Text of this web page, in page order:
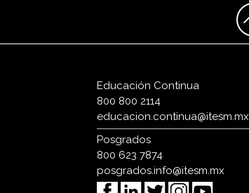
Educación Continua
800 800 2114
educacion.continua@itesm.mx
Posgrados
800 623 7874
posgrados.info@itesm.mx